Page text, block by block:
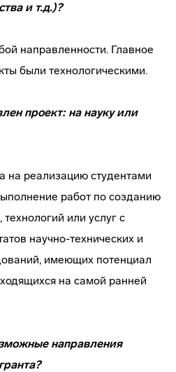
и т.д.)?
направленности. Главное
были технологическими.
проект: на науку или
на реализацию студентами
работ по созданию
или услуг с
научно-технических и
имеющих потенциал
на самой ранней
направления